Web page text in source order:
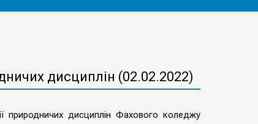
дисциплін (02.02.2022)
природничих дисциплін Фахового коледжу